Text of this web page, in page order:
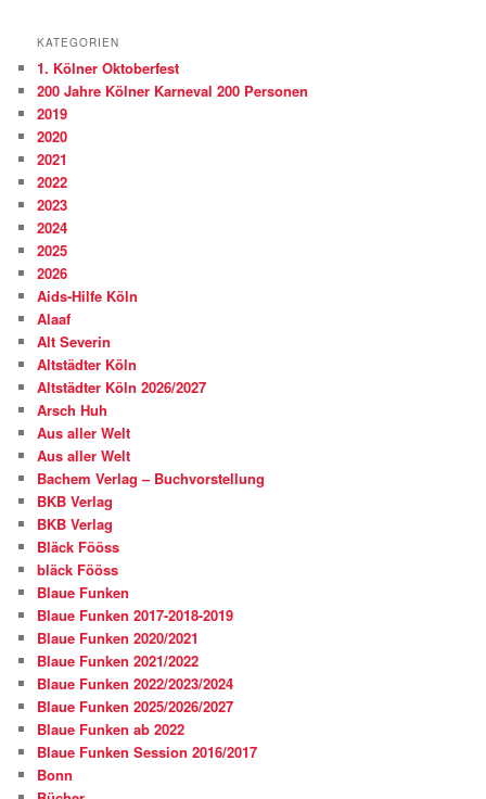
KATEGORIEN
1. Kölner Oktoberfest
200 Jahre Kölner Karneval 200 Personen
2019
2020
2021
2022
2023
2024
2025
2026
Aids-Hilfe Köln
Alaaf
Alt Severin
Altstädter Köln
Altstädter Köln 2026/2027
Arsch Huh
Aus aller Welt
Aus aller Welt
Bachem Verlag – Buchvorstellung
BKB Verlag
BKB Verlag
Bläck Fööss
bläck Fööss
Blaue Funken
Blaue Funken 2017-2018-2019
Blaue Funken 2020/2021
Blaue Funken 2021/2022
Blaue Funken 2022/2023/2024
Blaue Funken 2025/2026/2027
Blaue Funken ab 2022
Blaue Funken Session 2016/2017
Bonn